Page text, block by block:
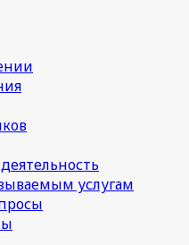
услугам